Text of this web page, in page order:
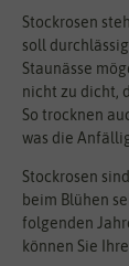
Stockrosen
soll
Staunässe
nicht zu dicht,
So trocknen
was die
Stockrosen
beim Blühen
folgenden
können Sie